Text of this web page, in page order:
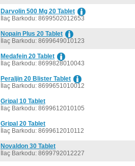
Darvolin 500 Mg 20 Tablet
İlaç Barkodu: 8699502012653
Nopain Plus 20 Tablet
İlaç Barkodu: 8699649010123
Medafein 20 Tablet
İlaç Barkodu: 8699828010043
Peraljin 20 Blister Tablet
İlaç Barkodu: 8699651010012
Gripal 10 Tablet
İlaç Barkodu: 8699612010105
Gripal 20 Tablet
İlaç Barkodu: 8699612010112
Novaldon 30 Tablet
İlaç Barkodu: 8699792012227